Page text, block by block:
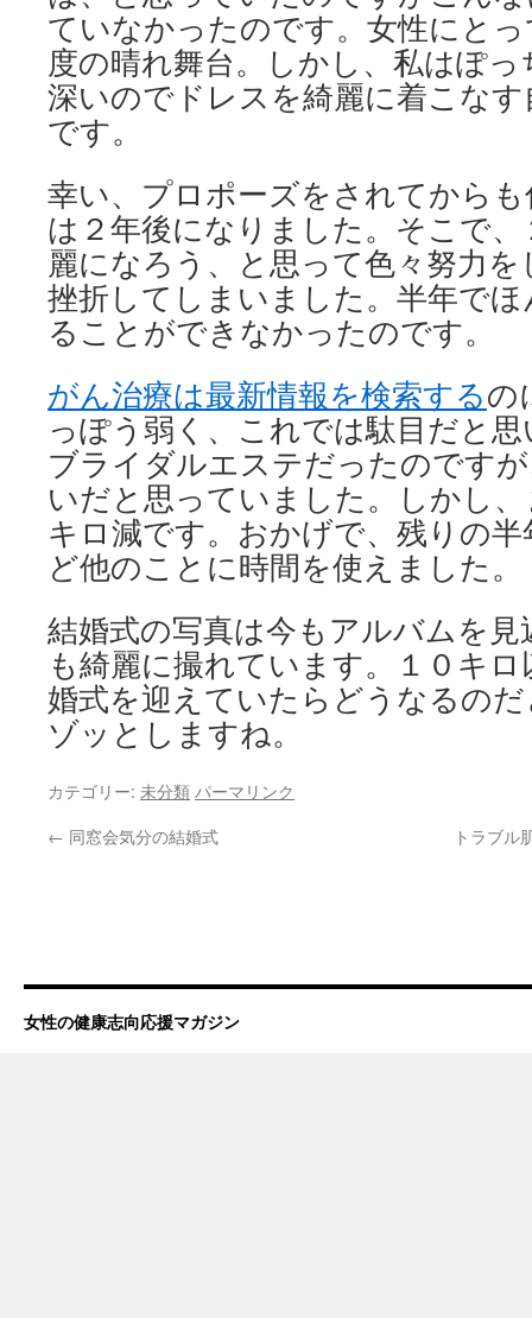
ていなかったのです。女性にと
度の晴れ舞台。しかし、私はぽ
深いのでドレスを綺麗に着こな
です。
幸い、プロポーズをされてから
は２年後になりました。そこで
麗になろう、と思って色々努力
挫折してしまいました。半年で
ることができなかったのです。
がん治療は最新情報を検索するの
っぽう弱く、これでは駄目だと
ブライダルエステだったのです
いだと思っていました。しかし
キロ減です。おかげで、残りの
ど他のことに時間を使えました。
結婚式の写真は今もアルバムを
も綺麗に撮れています。１０キ
婚式を迎えていたらどうなるの
ゾッとしますね。
カテゴリー: 未分類 パーマリンク
← 同窓会気分の結婚式 トラブル
女性の健康志向応援マガジン